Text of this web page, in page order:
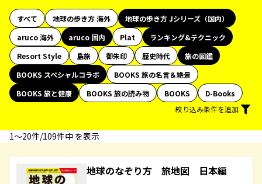
すべて 地球の歩き方 海外
地球の歩き方 Jシリーズ（国内）
aruco 海外
aruco 国内 Plat
ランキング&テクニック
Resort Style
島旅 御朱印 歴史時代
旅の図鑑
BOOKS スペシャルコラボ
BOOKS 旅の名言＆絶景
BOOKS 旅と健康
BOOKS 旅の読み物 BOOKS
D-Books
絞り込み条件を追加
1〜20件/109件中 を表示
地球のなぞり方 旅地図 日本編